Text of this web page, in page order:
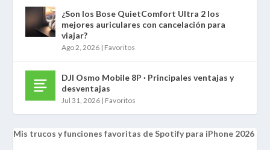
¿Son los Bose QuietComfort Ultra 2 los
mejores auriculares con cancelación para
viajar?
Ago 2, 2026 | Favoritos
DJI Osmo Mobile 8P · Principales ventajas y
desventajas
Jul 31, 2026 | Favoritos
Mis trucos y funciones favoritas de Spotify para iPhone 2026